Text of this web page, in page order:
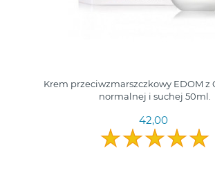
Krem przeciwzmarszczkowy EDOM z
normalnej i suchej 50ml.
42,00